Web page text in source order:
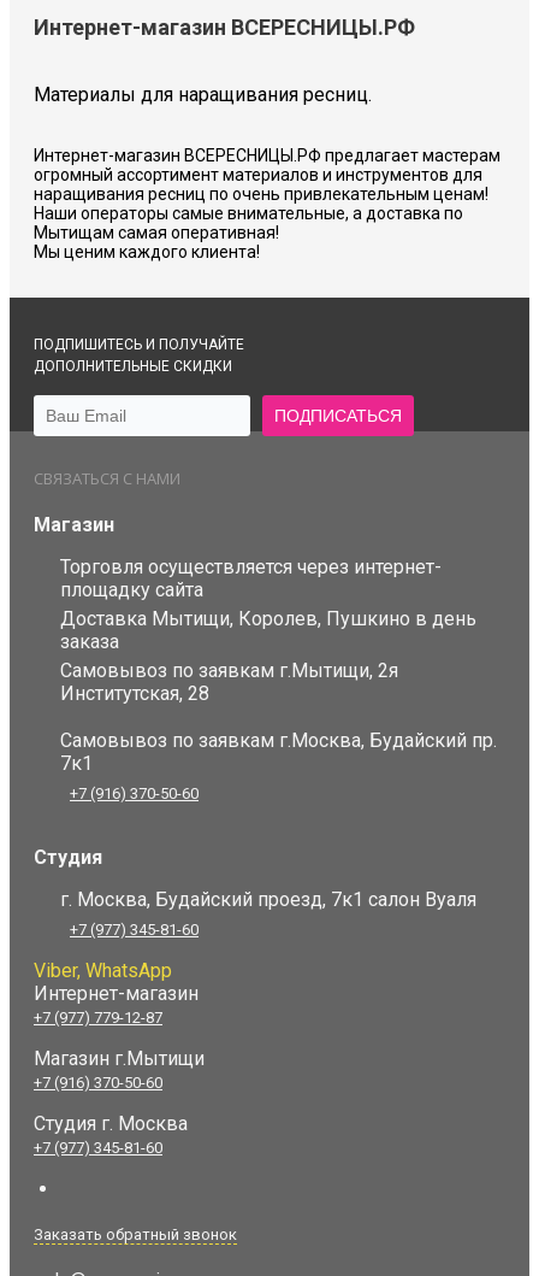
Интернет-магазин ВСЕРЕСНИЦЫ.РФ
Материалы для наращивания ресниц.
Интернет-магазин ВСЕРЕСНИЦЫ.РФ предлагает мастерам
огромный ассортимент материалов и инструментов для
наращивания ресниц по очень привлекательным ценам!
Наши операторы самые внимательные, а доставка по
Мытищам самая оперативная!
Мы ценим каждого клиента!
ПОДПИШИТЕСЬ И ПОЛУЧАЙТЕ
ДОПОЛНИТЕЛЬНЫЕ СКИДКИ
СВЯЗАТЬСЯ С НАМИ
Магазин
Торговля осуществляется через интернет-
площадку сайта
Доставка Мытищи, Королев, Пушкино в день
заказа
Самовывоз по заявкам г.Мытищи, 2я
Институтская, 28
Самовывоз по заявкам г.Москва, Будайский пр.
7к1
+7 (916) 370-50-60
Студия
г. Москва, Будайский проезд, 7к1 салон Вуаля
+7 (977) 345-81-60
Viber, WhatsApp
Интернет-магазин
+7 (977) 779-12-87
Магазин г.Мытищи
+7 (916) 370-50-60
Студия г. Москва
+7 (977) 345-81-60
Заказать обратный звонок